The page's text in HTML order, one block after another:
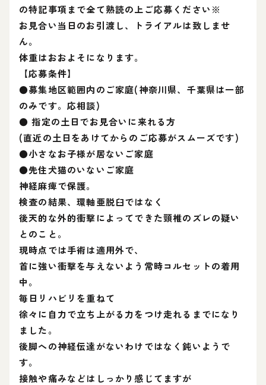
の特記事項まで全て熟読の上ご応募ください※
お見合い当日のお引渡し、トライアルは致しませ
ん。
体重はおおよそになります。
【応募条件】
●募集地区範囲内のご家庭(神奈川県、千葉県は一部
のみです。応相談)
● 指定の土日でお見合いに来れる方
(直近の土日をあけてからのご応募がスムーズです)
●小さなお子様が居ないご家庭
●先住犬猫のいないご家庭
神経麻痺で保護。
検査の結果、環軸亜脱臼ではなく
後天的な外的衝撃によってできた頸椎のズレの疑い
とのこと。
現時点では手術は適用外で、
首に強い衝撃を与えないよう常時コルセットの着用
中。
毎日リハビリを重ねて
徐々に自力で立ち上がる力をつけ走れるまでになり
ました。
後脚への神経伝達がないわけではなく鈍いようで
す。
接触や痛みなどはしっかり感じてますが